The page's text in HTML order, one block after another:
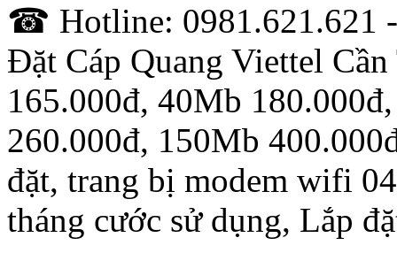
☎ Hotline: 0981.621.621
Đặt Cáp Quang Viettel
165.000đ, 40Mb
260.000đ, 150Mb
đặt, trang bị modem wifi
tháng cước sử dụng, Lắp